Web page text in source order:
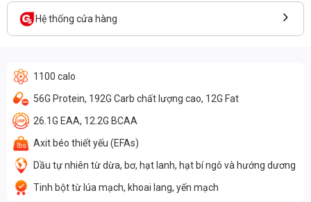
Hệ thống cửa hàng
1100 calo
56G Protein, 192G Carb chất lượng cao, 12G Fat
26.1G EAA, 12.2G BCAA
Axit béo thiết yếu (EFAs)
Dầu tự nhiên từ dừa, bơ, hạt lanh, hạt bí ngô và hướng dương
Tinh bột từ lúa mạch, khoai lang, yến mạch